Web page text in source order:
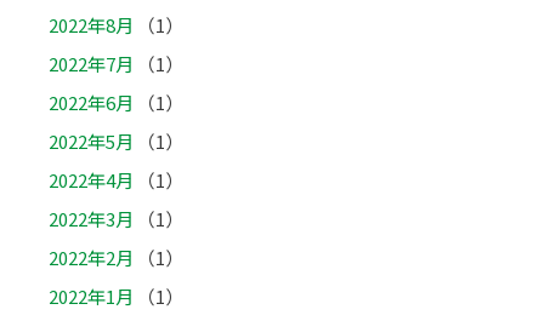
2022年8月
（1）
2022年7月
（1）
2022年6月
（1）
2022年5月
（1）
2022年4月
（1）
2022年3月
（1）
2022年2月
（1）
2022年1月
（1）